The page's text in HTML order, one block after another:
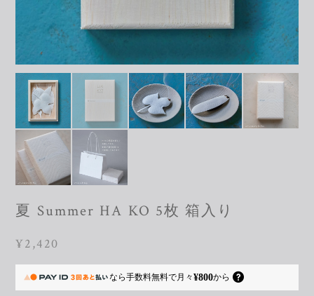
夏 Summer HA KO 5枚 箱入り
¥2,420
なら手数料無料で月々¥800から